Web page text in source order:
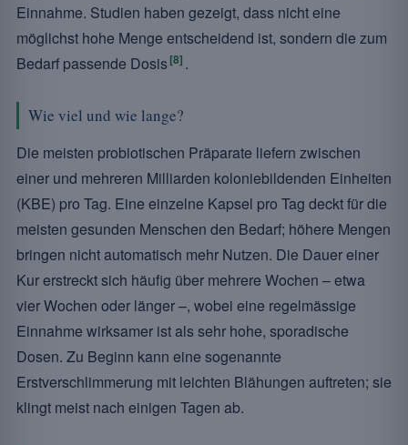
Einnahme. Studien haben gezeigt, dass nicht eine
möglichst hohe Menge entscheidend ist, sondern die zum
Bedarf passende Dosis[8] .
Wie viel und wie lange?
Die meisten probiotischen Präparate liefern zwischen
einer und mehreren Milliarden koloniebildenden Einheiten
(KBE) pro Tag. Eine einzelne Kapsel pro Tag deckt für die
meisten gesunden Menschen den Bedarf; höhere Mengen
bringen nicht automatisch mehr Nutzen. Die Dauer einer
Kur erstreckt sich häufig über mehrere Wochen – etwa
vier Wochen oder länger –, wobei eine regelmässige
Einnahme wirksamer ist als sehr hohe, sporadische
Dosen. Zu Beginn kann eine sogenannte
Erstverschlimmerung mit leichten Blähungen auftreten; sie
klingt meist nach einigen Tagen ab.